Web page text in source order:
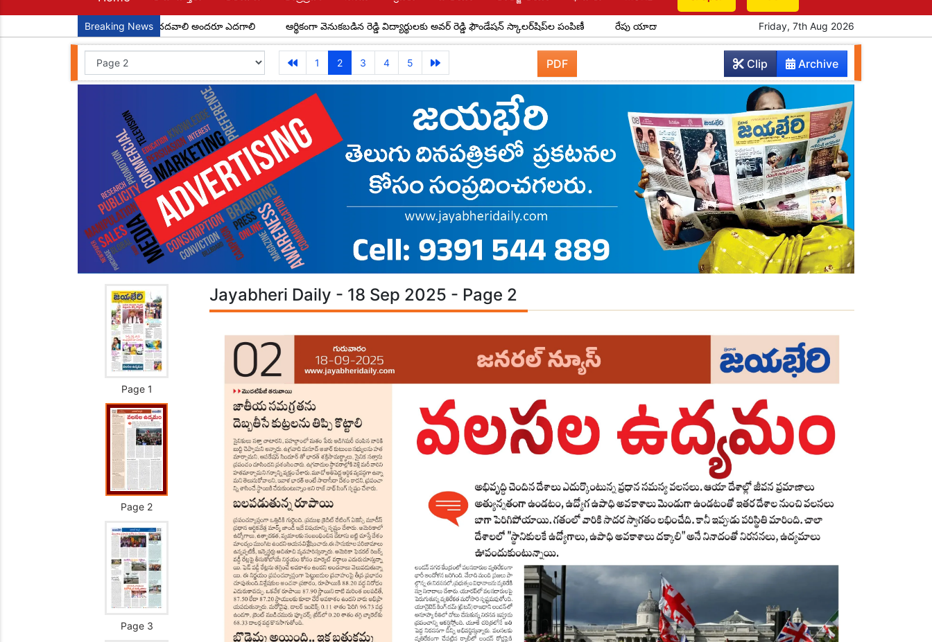
Breaking News
రేపటి పౌరులు... అందరూ చదవాలి అందరూ ఎదగాలి ఆర్థికంగా వెనుకబడిన రెడ్డి విద్యార్థులకు అవర్ రెడ్డి ఫౌండేషన్ స్కాలర్‌షిప్‌ల పంపిణీ రేపు యాదాద్రికి సీఎం రాక పూర్వ విద్యార్థుల ఆత్మీయ సమ్మేళనం
Friday, 7th Aug 2026
1 2 3 4 5 PDF Archive
Clip
Page 1
Page 2
Page 3
Jayabheri Daily - 18 Sep 2025 - Page 2